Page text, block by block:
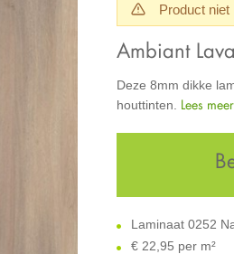
Product niet
Ambiant
Deze 8mm dikke
houttinten. Lees meer
Laminaat 0252
€ 22,95 per m²